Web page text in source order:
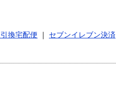
換宅配便
セブンイレブン決済